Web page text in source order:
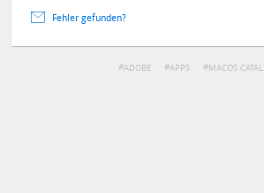
Fehler gefunden?
ADOBE APPS MACOS